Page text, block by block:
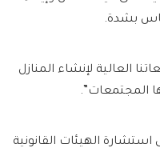
بشدة.
العالية لإنشاء المنازل
المجتمعات”.
الهيئات القانونية